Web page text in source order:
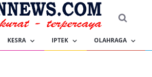
KESRA IPTEK OLAHRAGA